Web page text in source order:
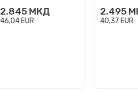
2.845 МКД
46,04 EUR
2.495
40,37 EUR